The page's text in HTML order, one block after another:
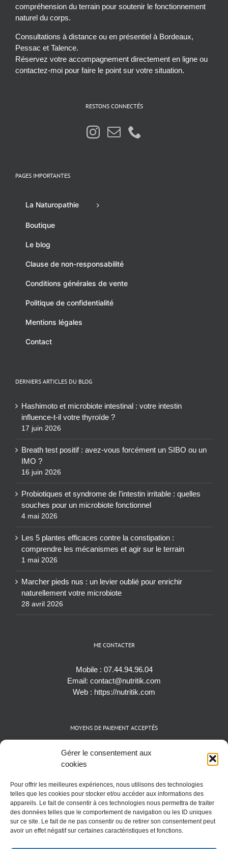
Gérer le consentement aux
cookies
Pour offrir les meilleures expériences, nous utilisons des technologies
telles que les cookies pour stocker et/ou accéder aux informations des
appareils. Le fait de consentir à ces technologies nous permettra de traiter
des données telles que le comportement de navigation ou les ID uniques
sur ce site. Le fait de ne pas consentir ou de retirer son consentement peut
avoir un effet négatif sur certaines caractéristiques et fonctions.
compréhension du terrain pour soutenir le fonctionnement
naturel du corps.
Consultations à distance ou en présentiel à Bordeaux,
Pessac et Talence.
Réservez votre accompagnement directement en ligne ou
contactez-moi pour faire le point sur votre situation.
RESTONS CONNECTÉS
PAGES IMPORTANTES
La Naturopathie
Boutique
Le blog
Clause de non-responsabilité
Conditions générales de vente
Politique de confidentialité
Mentions légales
Contact
DERNIERS ARTICLES DU BLOG
Hashimoto et microbiote intestinal : votre intestin
influence-t-il votre thyroïde ?
17 juin 2026
Breath test positif : avez-vous forcément un SIBO ou un
IMO ?
16 juin 2026
Probiotiques et syndrome de l’intestin irritable : quelles
souches pour un microbiote fonctionnel
4 mai 2026
Les 5 plantes efficaces contre la constipation :
comprendre les mécanismes et agir sur le terrain
1 mai 2026
Marcher pieds nus : un levier oublié pour enrichir
naturellement votre microbiote
28 avril 2026
ME CONTACTER
Mobile : 07.44.94.96.04
Email: contact@nutritik.com
Web : https://nutritik.com
MOYENS DE PAIEMENT ACCEPTÉS
Espèces (EUR)
Cartes bancaires (VISA, Mastercard et AMEX)
Cryptomonnaies (BTC)